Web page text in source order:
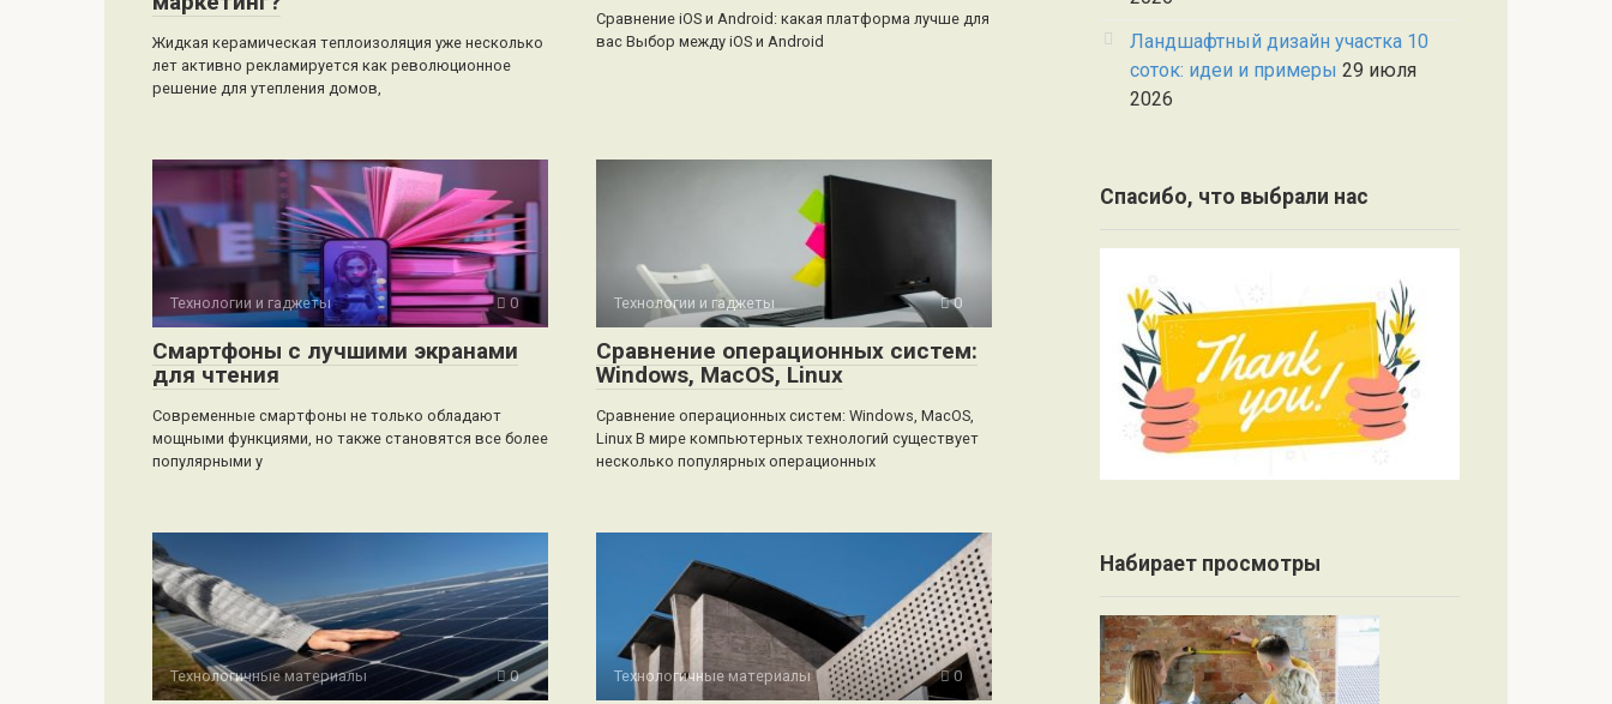
Жидкая керамическая теплоизоляция уже несколько
лет активно рекламируется как революционное
решение для утепления домов,
Сравнение iOS и Android: какая платформа лучше для
вас Выбор между iOS и Android
Технологии и гаджеты 0
Смартфоны с лучшими экранами
для чтения
Современные смартфоны не только обладают
мощными функциями, но также становятся все более
популярными у
Технологии и гаджеты 0
Сравнение операционных систем:
Windows, MacOS, Linux
Сравнение операционных систем: Windows, MacOS,
Linux В мире компьютерных технологий существует
несколько популярных операционных
Технологичные материалы 0 Технологичные материалы 0
Ландшафтный дизайн участка 10
соток: идеи и примеры 29 июля
2026
Спасибо, что выбрали нас
Набирает просмотры